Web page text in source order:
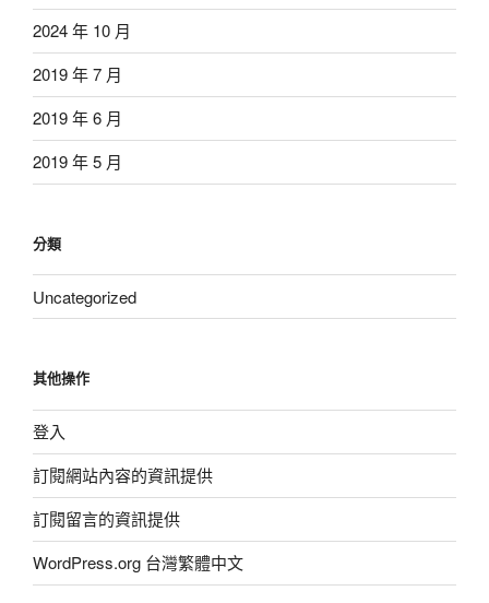
2024 年 10 月
2019 年 7 月
2019 年 6 月
2019 年 5 月
分類
Uncategorized
其他操作
登入
訂閱網站內容的資訊提供
訂閱留言的資訊提供
WordPress.org 台灣繁體中文